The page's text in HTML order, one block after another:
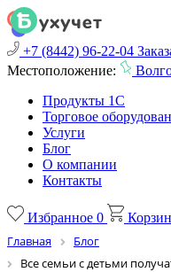
+7 (8442) 96-22-04
Местоположение:
Продукты 1С
Торговое
Услуги
Блог
О компании
Контакты
Избранное 0
Главная
Блог
Все семьи с детьми